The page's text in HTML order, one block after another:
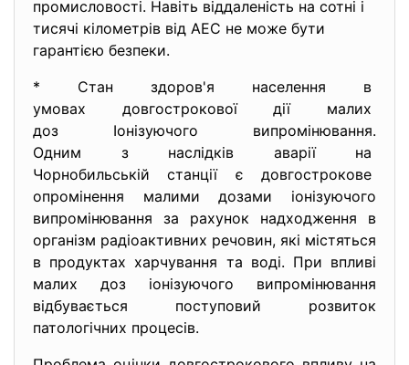
промисловості. Навіть віддаленість на сотні і
тисячі кілометрів від АЕС не може бути
гарантією безпеки.
* Стан здоров'я населення в
умовах довгострокової дії малих
доз Іонізуючого випромінювання.
Одним з наслідків аварії на
Чорнобильській станції є довгострокове
опромінення малими дозами іонізуючого
випромінювання за рахунок надходження в
організм радіоактивних речовин, які містяться
в продуктах харчування та воді. При впливі
малих доз іонізуючого випромінювання
відбувається поступовий розвиток
патологічних процесів.